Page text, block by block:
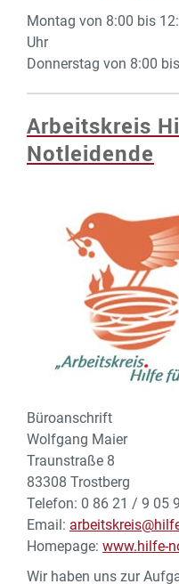
Montag von 8:00 bis
Uhr
Donnerstag von 8:00
Arbeitskreis
Notleidende
Büroanschrift
Wolfgang Maier
Traunstraße 8
83308 Trostberg
Telefon: 0 86 21 / 9 05
Email:
Homepage: www.hilfe-
Wir haben uns zur